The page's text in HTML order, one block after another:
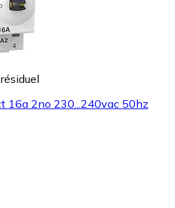
16a 2no 230...240vac 50hz